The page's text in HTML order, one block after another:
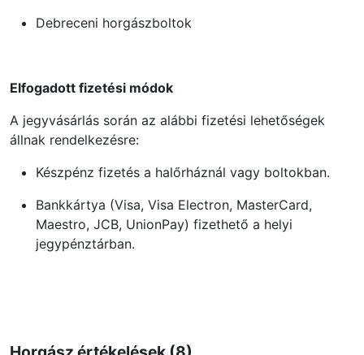
Debreceni horgászboltok
Elfogadott fizetési módok
A jegyvásárlás során az alábbi fizetési lehetőségek
állnak rendelkezésre:
Készpénz fizetés a halőrháznál vagy boltokban.
Bankkártya (Visa, Visa Electron, MasterCard,
Maestro, JCB, UnionPay) fizethető a helyi
jegypénztárban.